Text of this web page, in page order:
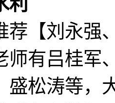
荐【刘永强
师有吕桂军
盛松涛等，